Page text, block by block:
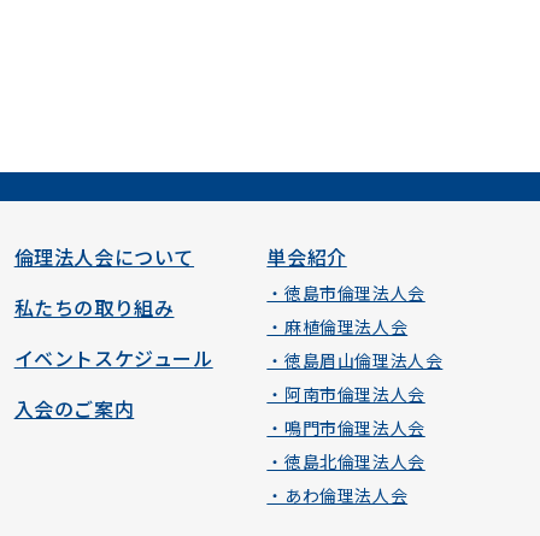
倫理法人会について
私たちの取り組み
イベントスケジュール
入会のご案内
単会紹介
・徳島市倫理法人会
・麻植倫理法人会
・徳島眉山倫理法人会
・阿南市倫理法人会
・鳴門市倫理法人会
・徳島北倫理法人会
・あわ倫理法人会